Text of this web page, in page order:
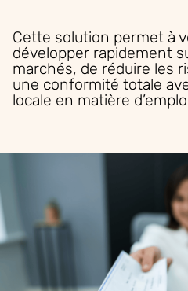
Cette solution permet à
développer rapidement
marchés, de réduire les
une conformité totale
locale en matière